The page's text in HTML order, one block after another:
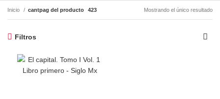
Inicio cantpag del producto 423 Mostrando el único resultado
Filtros